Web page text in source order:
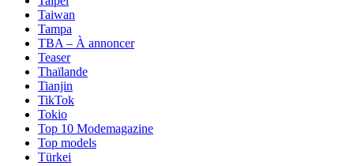
Taiwan
Tampa
TBA – À annoncer
Teaser
Thaïlande
Tianjin
TikTok
Tokio
Top 10 Modemagazine
Top models
Türkei